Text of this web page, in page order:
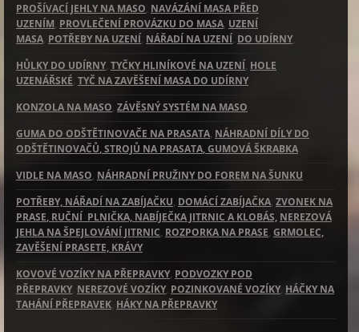
PROŠÍVACÍ JEHLY NA MASO, NAVÁZÁNÍ MASA PŘED
UZENÍM, PROVLEČENÍ PROVÁZKU DO MASA, UZENÍ
MASA, POTŘEBY NA UZENÍ, NÁŘADÍ NA UZENÍ, DO UDÍRNY
HŮLKY DO UDÍRNY, TYČKY HLINÍKOVÉ NA UZENÍ, HOLE
UZENÁŘSKÉ, TYČ NA ZAVĚŠENÍ MASA DO UDÍRNY
KONZOLA NA MASO, ZÁVĚSNÝ SYSTÉM NA MASO
GUMA DO ODŠTĚTINOVAČE NA PRASATA, NÁHRADNÍ DÍLY DO
ODŠTĚTINOVAČŮ, STROJŮ NA PRASATA, GUMOVÁ ŠKRABKA
VIDLE NA MASO, NÁHRADNÍ PRUŽINY DO FOREM NA ŠUNKU
POTŘEBY, NÁŘADÍ NA ZABÍJAČKU, DOMÁCÍ ZABÍJAČKA, ZVONEK NA
PRASE, RUČNÍ PLNIČKA, NABÍJEČKA JITRNIC A KLOBÁS, NEREZOVÁ
JEHLA NA ŠPEJLOVÁNÍ JITRNIC, ROZPORKA NA PRASE, GRMOLEC,
ZAVĚŠENÍ PRASETE, KRÁVY
KOVOVÉ VOZÍKY NA PŘEPRAVKY, PODVOZKY POD
PŘEPRAVKY, NEREZOVÉ VOZÍKY, POZINKOVANÉ VOZÍKY, HÁČKY NA
TAHÁNÍ PŘEPRAVEK HÁKY NA PŘEPRAVKY